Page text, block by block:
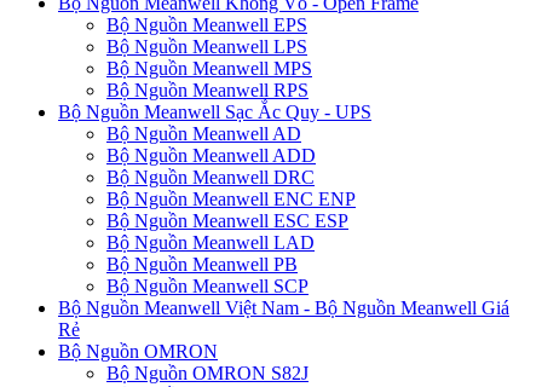
Bộ Nguồn Meanwell EPS
Bộ Nguồn Meanwell LPS
Bộ Nguồn Meanwell MPS
Bộ Nguồn Meanwell RPS
Bộ Nguồn Meanwell Sạc Ắc Quy - UPS
Bộ Nguồn Meanwell AD
Bộ Nguồn Meanwell ADD
Bộ Nguồn Meanwell DRC
Bộ Nguồn Meanwell ENC ENP
Bộ Nguồn Meanwell ESC ESP
Bộ Nguồn Meanwell LAD
Bộ Nguồn Meanwell PB
Bộ Nguồn Meanwell SCP
Bộ Nguồn Meanwell Việt Nam - Bộ Nguồn Meanwell Giá
Rẻ
Bộ Nguồn OMRON
Bộ Nguồn OMRON S82J